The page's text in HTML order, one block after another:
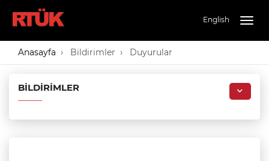
English
Anasayfa Bildirimler Duyurular
BILDIRIMLER